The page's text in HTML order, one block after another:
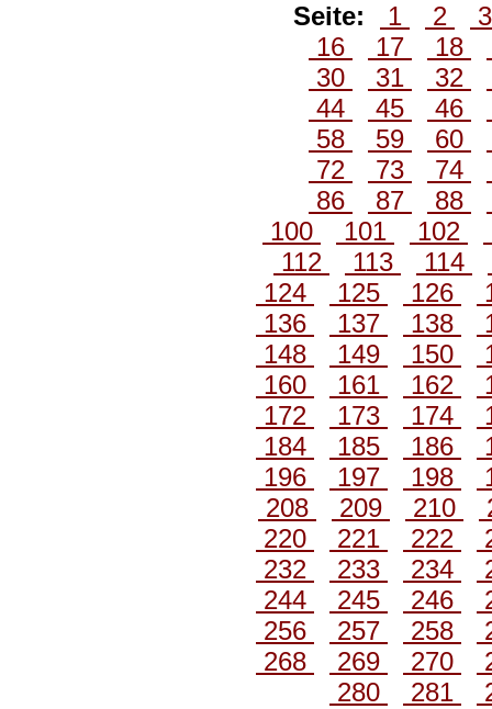
Seite: 1 2
16
17 18
30
31 32
44
45 46
58
59 60
72
73 74
86
87 88
100
101 102
112
113 114
124
125 126
136
137 138
148
149 150
160
161 162
172
173 174
184
185 186
196
197 198
208
209 210
220
221 222
232
233 234
244
245 246
256
257 258
268
269 270
280
281